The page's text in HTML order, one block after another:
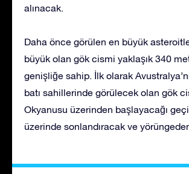
alınacak.
Daha önce görülen en büyük
büyük olan gök cismi yaklaşık 340
genişliğe sahip. İlk olarak
batı sahillerinde görülecek olan gök
Okyanusu üzerinden başlayacağı
üzerinde sonlandıracak ve